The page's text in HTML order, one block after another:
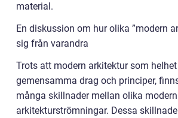
material.
En diskussion om hur olika ”modern
sig från varandra
Trots att modern arkitektur som
gemensamma drag och principer,
många skillnader mellan olika
arkitekturströmningar. Dessa